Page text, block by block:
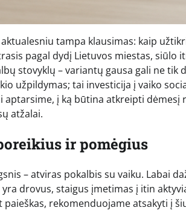
tampa klausimas: kaip
pagal dydį Lietuvos miestas,
stovyklų – variantų gausa gali ne
užpildymas; tai investicija į vaiko
aptarsime, į ką būtina atkreipti
atžalai.
ir pomėgius
– atviras pokalbis su vaiku. Labai
yra drovus, staigus įmetimas į itin
rekomenduojame atsakyti į